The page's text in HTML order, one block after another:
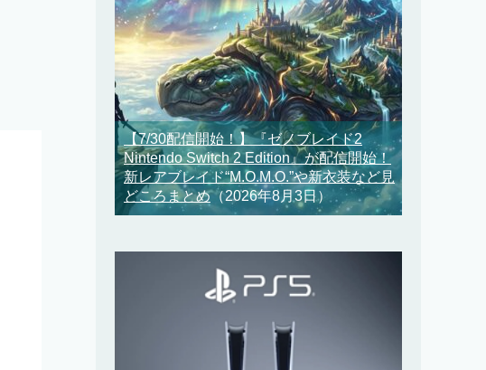
【7/30配信開始！】『ゼノブレイド2
Nintendo Switch 2 Edition』が配信開始！
新レアブレイド“M.O.M.O.”や新衣装など見
どころまとめ（2026年8月3日）